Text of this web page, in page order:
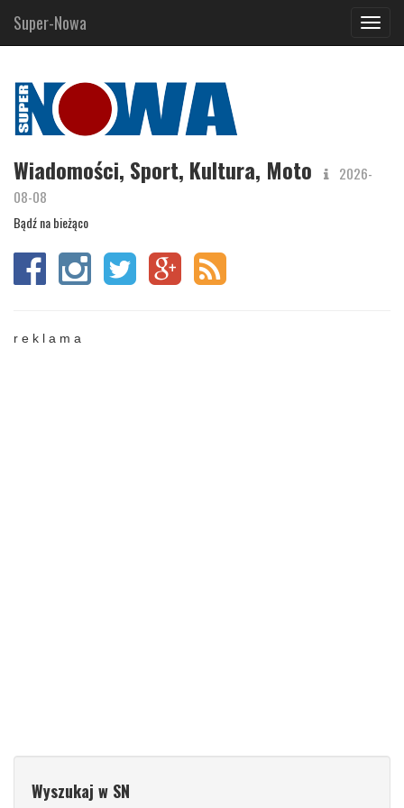
Super-Nowa
Wiadomości, Sport, Kultura, Moto
2026-
08-08
Bądź na bieżąco
r e k l a m a
Wyszukaj w SN